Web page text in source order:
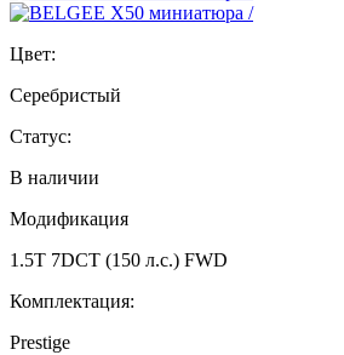
Цвет:
Серебристый
Статус:
В наличии
Модификация
1.5T 7DCT (150 л.с.) FWD
Комплектация:
Prestige